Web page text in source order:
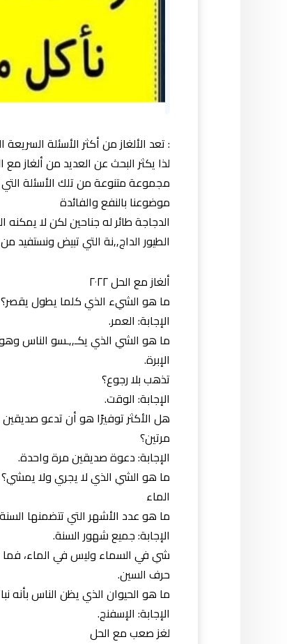
: تعد الألغاز من أكثر الأسئلة
مجموعة متنوعة من تلك الأسئلة التي
موضوعنا بالنفع والفائدة
الدجاجة طائر له جناحين لكن لا يمكنه
الطيور الداج,,نة التي تبيض ونستفيد
ألغاز مع الحل ٢٠٢٢
ما هو الشيء الذي كلما يطول يقصر؟
الإجابة: العمر.
ما هو الشي الذي يكـ,,ـسو الناس
الإبرة.
تذهب بلا رجوع؟
الإجابة: الوقت.
هل الأكثر توفيرًا هو أن تدعو
مرتين؟
الإجابة: دعوة صديقين مرة واحدة.
ما هو الشي الذي لا يجري ولا يمشي؟
الماء
ما هو عدد الأشهر التي تتضمنها السنة
الإجابة: جميع شهور السنة.
شي في السماء وليس في الماء،
حرف السين.
ما هو الحيوان الذي يظن الناس بأنه
الإجابة: الإسفنج.
لغز صعب مع الحل